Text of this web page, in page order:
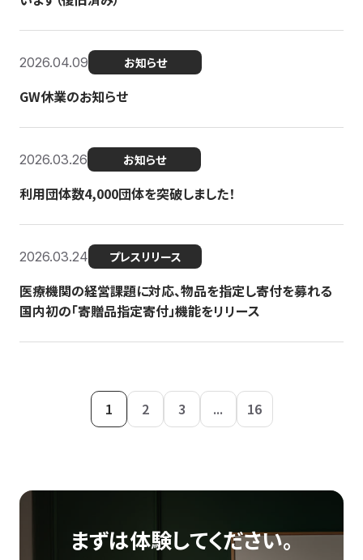
2026.04.09 お知らせ
GW休業のお知らせ
2026.03.26 お知らせ
利用団体数4,000団体を突破しました！
2026.03.24 プレスリリース
医療機関の経営課題に対応、物品を指定し寄付を募れる
国内初の「寄贈品指定寄付」機能をリリース
1 2 3 ... 16
まずは体験してください。